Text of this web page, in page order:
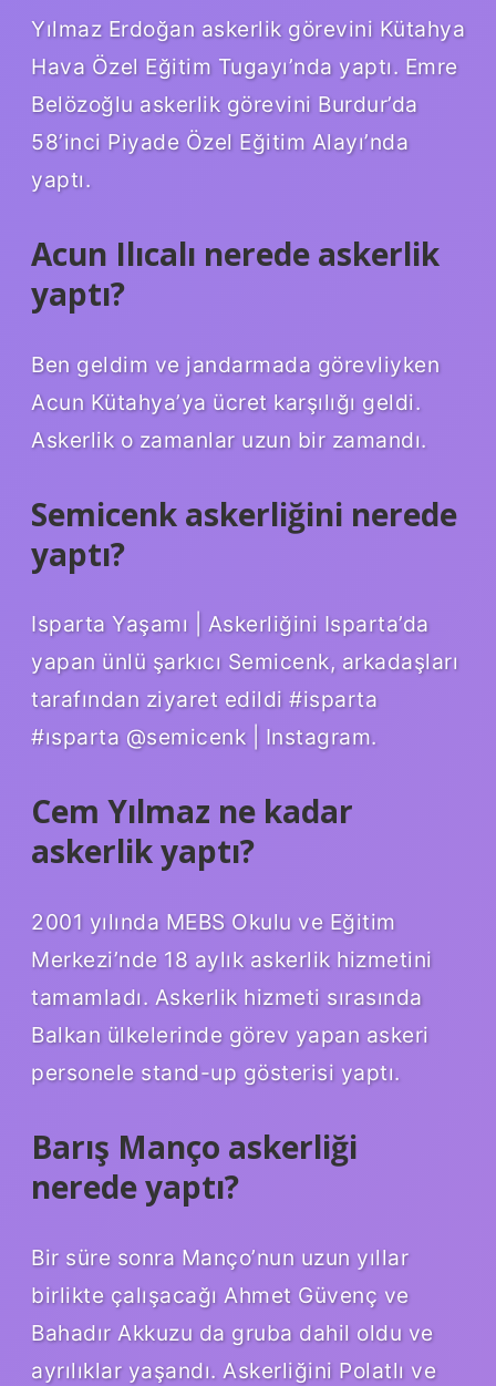
Yılmaz Erdoğan askerlik görevini Kütahya
Hava Özel Eğitim Tugayı’nda yaptı. Emre
Belözoğlu askerlik görevini Burdur’da
58’inci Piyade Özel Eğitim Alayı’nda
yaptı.
Acun Ilıcalı nerede askerlik
yaptı?
Ben geldim ve jandarmada görevliyken
Acun Kütahya’ya ücret karşılığı geldi.
Askerlik o zamanlar uzun bir zamandı.
Semicenk askerliğini nerede
yaptı?
Isparta Yaşamı | Askerliğini Isparta’da
yapan ünlü şarkıcı Semicenk, arkadaşları
tarafından ziyaret edildi #isparta
#ısparta @semicenk | Instagram.
Cem Yılmaz ne kadar
askerlik yaptı?
2001 yılında MEBS Okulu ve Eğitim
Merkezi’nde 18 aylık askerlik hizmetini
tamamladı. Askerlik hizmeti sırasında
Balkan ülkelerinde görev yapan askeri
personele stand-up gösterisi yaptı.
Barış Manço askerliği
nerede yaptı?
Bir süre sonra Manço’nun uzun yıllar
birlikte çalışacağı Ahmet Güvenç ve
Bahadır Akkuzu da gruba dahil oldu ve
ayrılıklar yaşandı. Askerliğini Polatlı ve